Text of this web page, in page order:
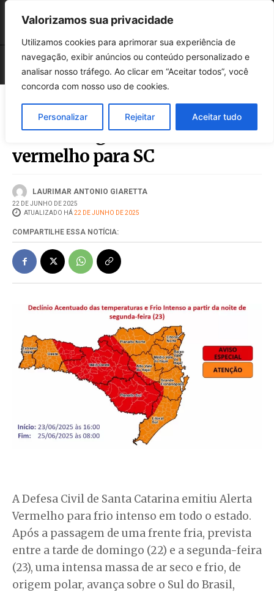
Valorizamos sua privacidade
Utilizamos cookies para aprimorar sua experiência de
navegação, exibir anúncios ou conteúdo personalizado e
analisar nosso tráfego. Ao clicar em “Aceitar todos”, você
concorda com nosso uso de cookies.
Personalizar Rejeitar Aceitar tudo
Meteorologia emite alerta
vermelho para SC
LAURIMAR ANTONIO GIARETTA
22 DE JUNHO DE 2025
ATUALIZADO HÁ22 DE JUNHO DE 2025
COMPARTILHE ESSA NOTÍCIA:
A Defesa Civil de Santa Catarina emitiu Alerta
Vermelho para frio intenso em todo o estado.
Após a passagem de uma frente fria, prevista
entre a tarde de domingo (22) e a segunda-feira
(23), uma intensa massa de ar seco e frio, de
origem polar, avança sobre o Sul do Brasil,